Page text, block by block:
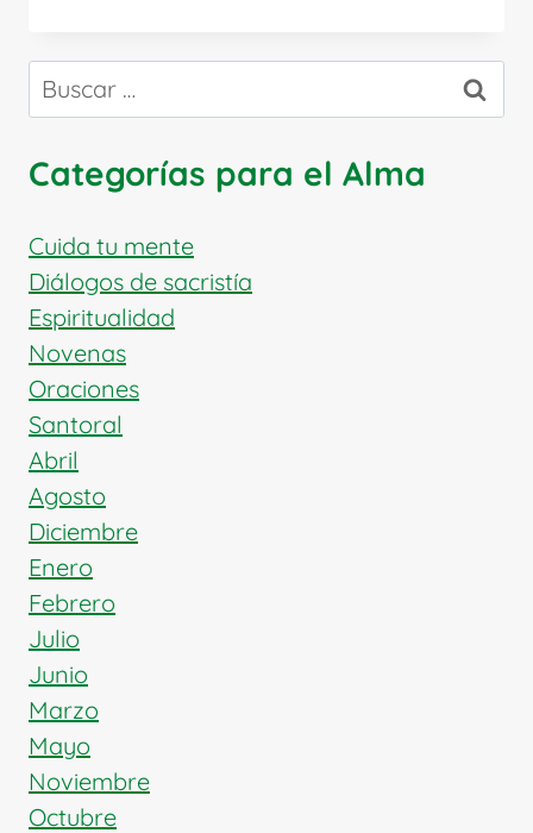
DE
MONJAS
LOS
Buscar:
Categorías para el Alma
Cuida tu mente
Diálogos de sacristía
Espiritualidad
Novenas
Oraciones
Santoral
Abril
Agosto
Diciembre
Enero
Febrero
Julio
Junio
Marzo
Mayo
Noviembre
Octubre